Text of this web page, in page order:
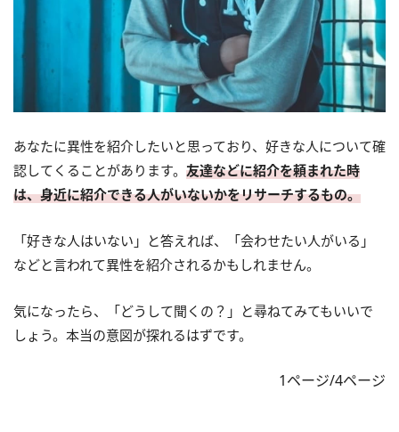
あなたに異性を紹介したいと思っており、好きな人について確
認してくることがあります。 友達などに紹介を頼まれた時
は、身近に紹介できる人がいないかをリサーチするもの。
「好きな人はいない」と答えれば、「会わせたい人がいる」
などと言われて異性を紹介されるかもしれません。
気になったら、「どうして聞くの？」と尋ねてみてもいいで
しょう。本当の意図が探れるはずです。
1ページ/4ページ